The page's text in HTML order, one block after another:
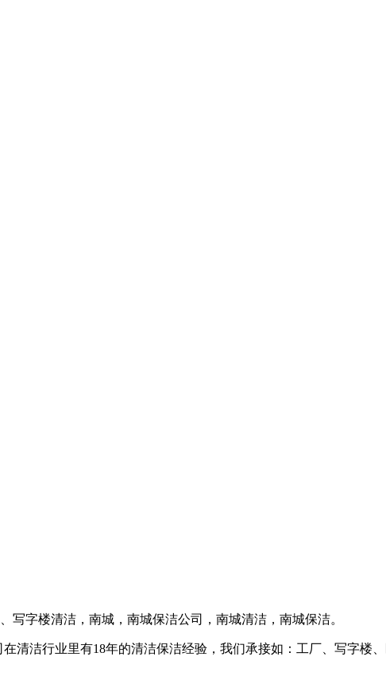
写字楼清洁，南城，南城保洁公司，南城清洁，南城保洁。
清洁行业里有18年的清洁保洁经验，我们承接如：工厂、写字楼